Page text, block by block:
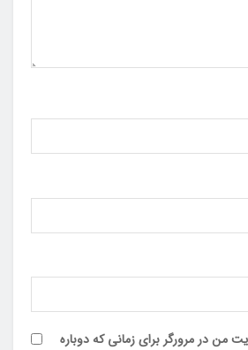
من در مرورگر برای زمانی که دوباره